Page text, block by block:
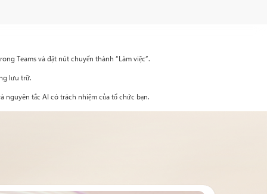
Teams và đặt nút chuyển thành “Làm việc”.
lưu trữ.
tắc AI có trách nhiệm của tổ chức bạn.